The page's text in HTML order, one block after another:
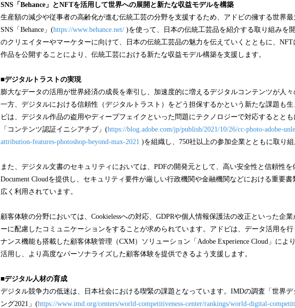
SNS「Behance」とNFTを活用して世界への展開と新たな収益モデルを構築
生産額の減少や従事者の高齢化が進む伝統工芸の分野を支援するため、アドビの擁する世界
SNS「Behance」(https://www.behance.net/ )を使って、日本の伝統工芸品を紹介する取り組みを
のクリエイターやマーケターに向けて、日本の伝統工芸品の魅力を伝えていくとともに、NFT
作品を公開することにより、伝統工芸における新たな収益モデル構築を支援します。
■デジタルトラストの実現
膨大なデータの活用が世界経済の成長を牽引し、加速度的に増えるデジタルコンテンツが人
一方、デジタルにおける信頼性（デジタルトラスト）をどう担保するかという新たな課題も
ビは、デジタル作品の盗用やディープフェイクといった問題にテクノロジーで対応するとと
「コンテンツ認証イニシアチブ」(https://blog.adobe.com/jp/publish/2021/10/26/cc-photo-adobe-
attribution-features-photoshop-beyond-max-2021 )を組織し、750社以上の参加企業とともに取り組
また、デジタル文書のセキュリティにおいては、PDFの開発元として、高い安全性と信頼性を
Document Cloudを提供し、セキュリティ要件が厳しい行政機関や金融機関などにおける重要
広く利用されています。
顧客体験の分野においては、Cookielessへの対応、GDPRや個人情報保護法の改正といった企
ーに配慮したコミュニケーションをすることが求められています。アドビは、データ活用を
ナンス機能も搭載した顧客体験管理（CXM）ソリューション「Adobe Experience Cloud」によ
活用し、より高度なパーソナライズした顧客体験を提供できるよう支援します。
■デジタル人材の育成
デジタル競争力の低迷は、日本社会における喫緊の課題となっています。IMDの調査「世界
ング2021」(https://www.imd.org/centers/world-competitiveness-center/rankings/world-digital-